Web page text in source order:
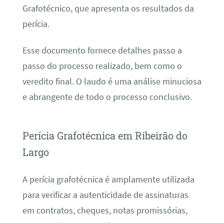
Grafotécnico, que apresenta os resultados da
perícia.
Esse documento fornece detalhes passo a
passo do processo realizado, bem como o
veredito final. O laudo é uma análise minuciosa
e abrangente de todo o processo conclusivo.
Perícia Grafotécnica em Ribeirão do
Largo
A perícia grafotécnica é amplamente utilizada
para verificar a autenticidade de assinaturas
em contratos, cheques, notas promissórias,